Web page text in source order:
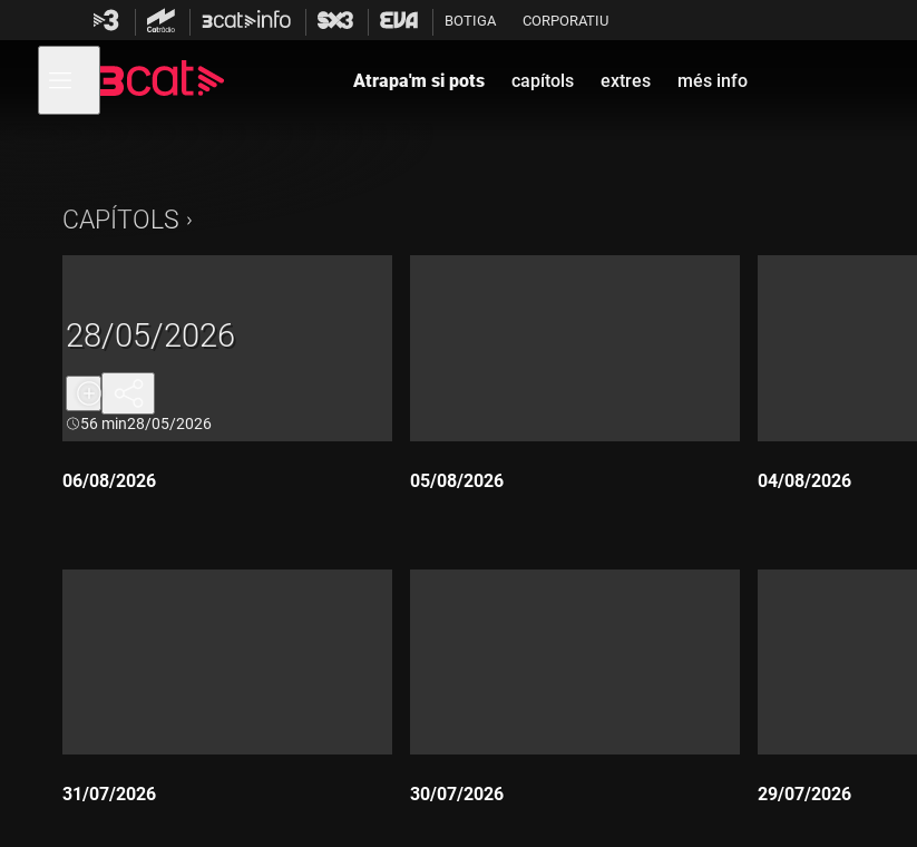
contingut
BOTIGA CORPORATIU
menú
de
Atrapa'm si pots capítols extres més info
28/05/2026
Durada:
56 min28/05/2026
CAPÍTOLS
06/08/2026 05/08/2026 04/08/2026
31/07/2026 30/07/2026 29/07/2026